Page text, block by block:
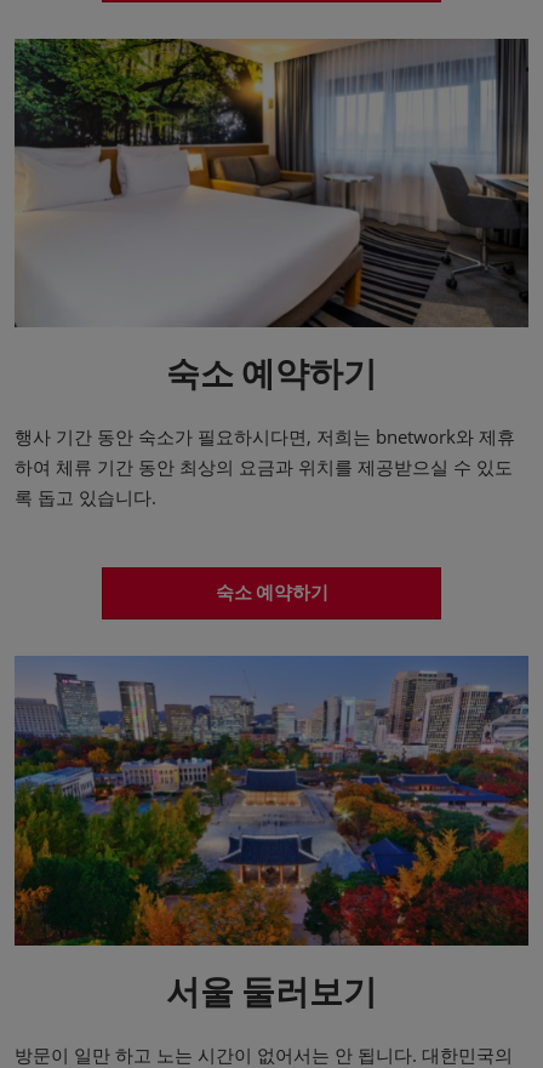
숙소 예약하기
행사 기간 동안 숙소가 필요하시다면, 저희는 bnetwork와 제휴
하여 체류 기간 동안 최상의 요금과 위치를 제공받으실 수 있도
록 돕고 있습니다.
숙소 예약하기
서울 둘러보기
방문이 일만 하고 노는 시간이 없어서는 안 됩니다. 대한민국의